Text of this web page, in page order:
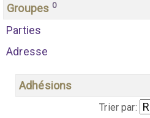
Groupes 0
Parties
Adresse
Adhésions
Trier par: